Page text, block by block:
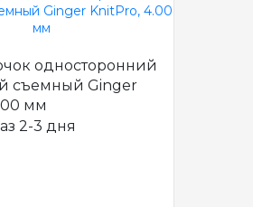
односторонний
съемный Ginger
мм
2-3 дня